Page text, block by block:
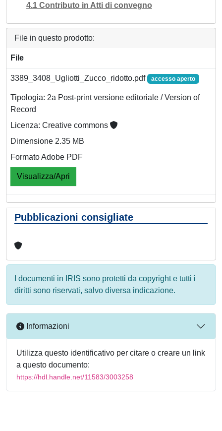
4.1 Contributo in Atti di convegno
File in questo prodotto:
File
3389_3408_Ugliotti_Zucco_ridotto.pdf accesso aperto
Tipologia: 2a Post-print versione editoriale / Version of
Record
Licenza: Creative commons
Dimensione 2.35 MB
Formato Adobe PDF
Visualizza/Apri
Pubblicazioni consigliate
I documenti in IRIS sono protetti da copyright e tutti i
diritti sono riservati, salvo diversa indicazione.
Informazioni
Utilizza questo identificativo per citare o creare un link
a questo documento:
https://hdl.handle.net/11583/3003258